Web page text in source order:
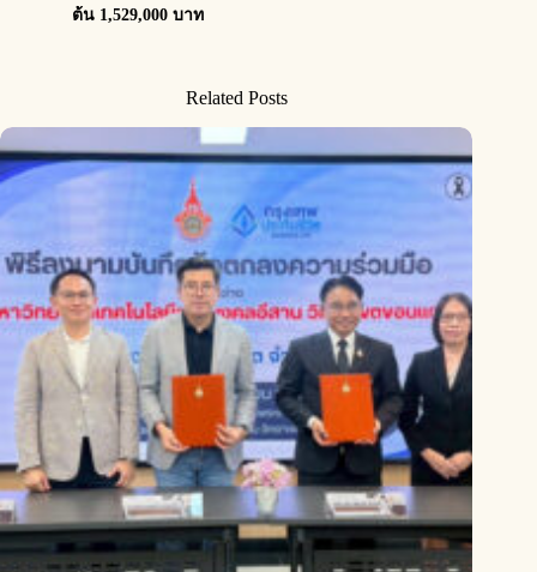
ต้น 1,529,000 บาท
Related Posts